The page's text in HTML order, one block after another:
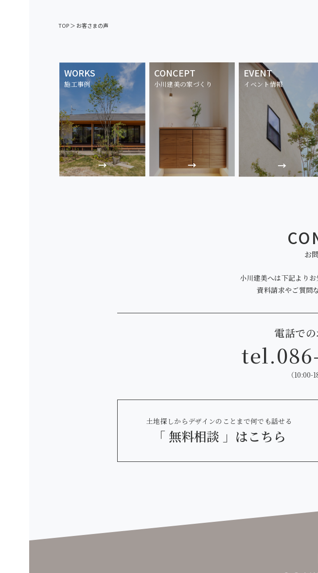
TOP＞ お客さまの声
WORKS
施工事例
CONCEPT
小川建美の家づくり
EVENT
イベント情報
お
小川建美へは下記より
資料請求やご質問
電話で
tel.
（10:00-
土地探しからデザインのことまで何でも話せる
「 無料相談 」 はこちら